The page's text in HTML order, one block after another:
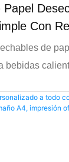
Papel
Con
Logotipo
de
bebidas
a prueba